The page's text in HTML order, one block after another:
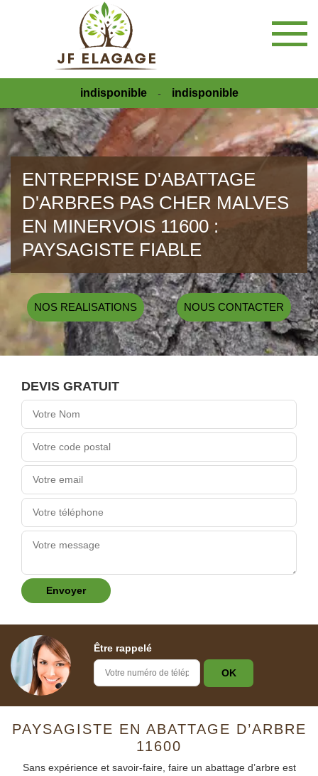
indisponible - indisponible
ENTREPRISE D'ABATTAGE
D'ARBRES PAS CHER MALVES
EN MINERVOIS 11600 :
PAYSAGISTE FIABLE
NOS REALISATIONS NOUS CONTACTER
DEVIS GRATUIT
Être rappelé
PAYSAGISTE EN ABATTAGE D’ARBRE
11600
Sans expérience et savoir-faire, faire un abattage d’arbre est